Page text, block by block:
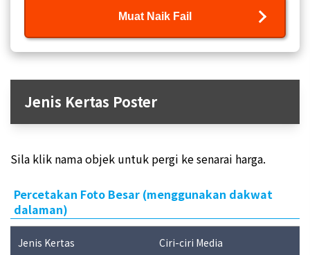
Muat Naik Fail
Jenis Kertas Poster
Sila klik nama objek untuk pergi ke senarai harga.
Percetakan Foto Besar (menggunakan dakwat
dalaman)
Jenis Kertas Ciri-ciri Media